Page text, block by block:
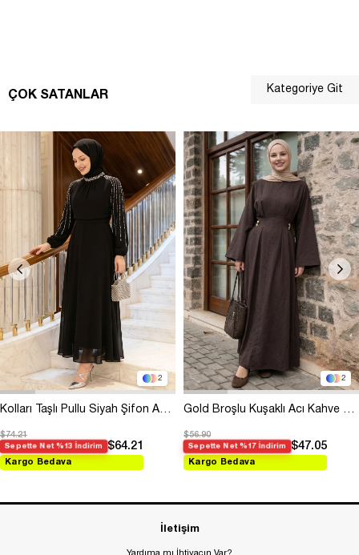
ÇOK SATANLAR
2
Kolları Taşlı Pullu Siyah Şifon Abiye
$74.21
Sepette Net %13 İndirim $64.21
Kargo Bedava
2
Gold Broşlu Kuşaklı Acı Kahve Modal Elbise
$56.90
Sepette Net %17 İndirim $47.05
Kargo Bedava
Kategoriye Git
İletişim